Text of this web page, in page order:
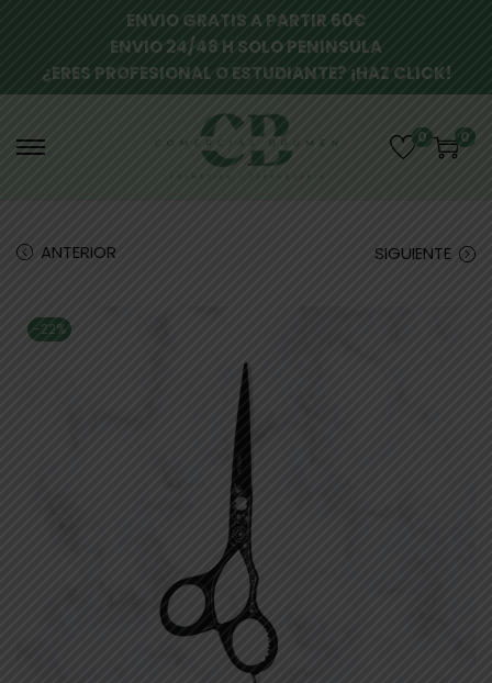
ENVIO GRATIS A PARTIR 60€
ENVIO 24/48 H SOLO PENINSULA
¿ERES PROFESIONAL O ESTUDIANTE? ¡HAZ CLICK!
0 0
ANTERIOR SIGUIENTE
-22%